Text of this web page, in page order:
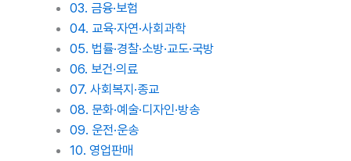
03. 금융·보험
04. 교육·자연·사회과학
05. 법률·경찰·소방·교도·국방
06. 보건·의료
07. 사회복지·종교
08. 문화·예술·디자인·방송
09. 운전·운송
10. 영업판매